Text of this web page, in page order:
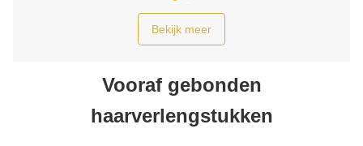
Bekijk meer
Vooraf gebonden
haarverlengstukken